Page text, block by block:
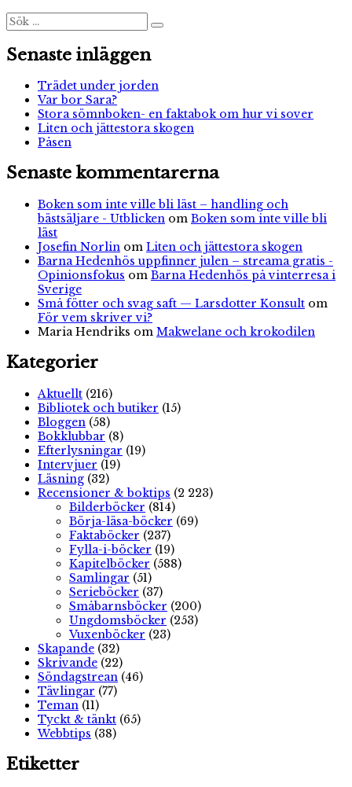
Sök
efter:
Sök
Senaste inläggen
Trädet under jorden
Var bor Sara?
Stora sömnboken- en faktabok om hur vi sover
Liten och jättestora skogen
Påsen
Senaste kommentarerna
Boken som inte ville bli läst – handling och
bästsäljare - Utblicken om Boken som inte ville bli
läst
Josefin Norlin om Liten och jättestora skogen
Barna Hedenhös uppfinner julen – streama gratis -
Opinionsfokus om Barna Hedenhös på vinterresa i
Sverige
Små fötter och svag saft — Larsdotter Konsult om
För vem skriver vi?
Maria Hendriks om Makwelane och krokodilen
Kategorier
Aktuellt (216)
Bibliotek och butiker (15)
Bloggen (58)
Bokklubbar (8)
Efterlysningar (19)
Intervjuer (19)
Läsning (32)
Recensioner & boktips (2 223)
Bilderböcker (814)
Börja-läsa-böcker (69)
Faktaböcker (237)
Fylla-i-böcker (19)
Kapitelböcker (588)
Samlingar (51)
Serieböcker (37)
Småbarnsböcker (200)
Ungdomsböcker (253)
Vuxenböcker (23)
Skapande (32)
Skrivande (22)
Söndagstrean (46)
Tävlingar (77)
Teman (11)
Tyckt & tänkt (65)
Webbtips (38)
Etiketter